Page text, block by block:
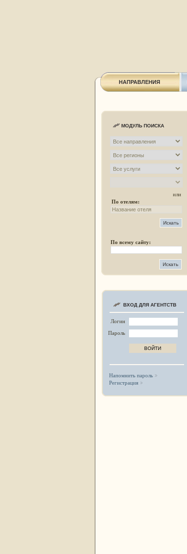
НАПРАВЛЕНИЯ
МОДУЛЬ ПОИСКА
или
По отелям:
По всему сайту:
ВХОД ДЛЯ АГЕНТСТВ
Логин
Пароль
Напомнить пароль
Регистрация